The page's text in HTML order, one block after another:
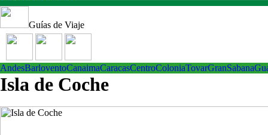
Guías de Viaje
AndesBarloventoCanaimaCaracasCentroColoniaTovarGranSabana
Isla de Coche